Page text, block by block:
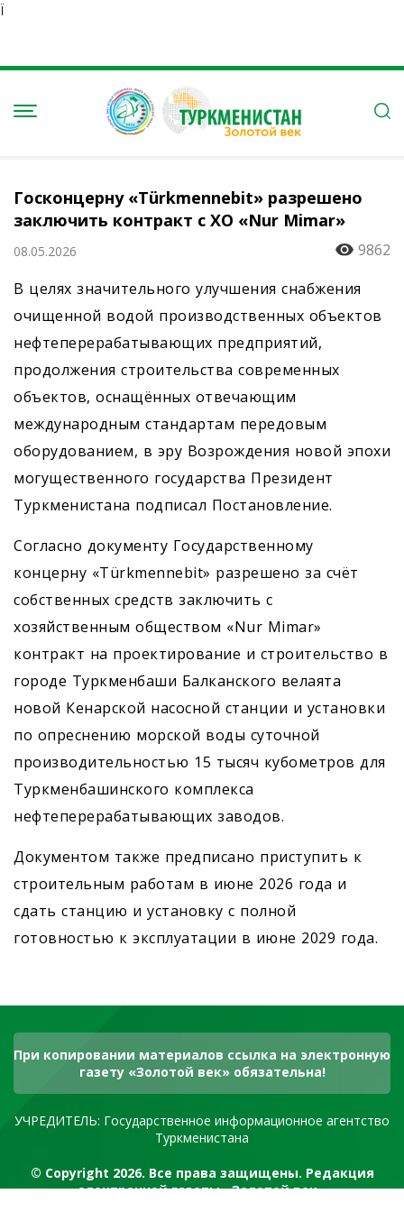
Ï
Госконцерну «Türkmennebit» разрешено
заключить контракт с ХО «Nur Mimar»
08.05.2026
9862
В целях значительного улучшения снабжения
очищенной водой производственных объектов
нефтеперерабатывающих предприятий,
продолжения строительства современных
объектов, оснащённых отвечающим
международным стандартам передовым
оборудованием, в эру Возрождения новой эпохи
могущественного государства Президент
Туркменистана подписал Постановление.
Согласно документу Государственному
концерну «Türkmennebit» разрешено за счёт
собственных средств заключить с
хозяйственным обществом «Nur Mimar»
контракт на проектирование и строительство в
городе Туркменбаши Балканского велаята
новой Кенарской насосной станции и установки
по опреснению морской воды суточной
производительностью 15 тысяч кубометров для
Туркменбашинского комплекса
нефтеперерабатывающих заводов.
Документом также предписано приступить к
строительным работам в июне 2026 года и
сдать станцию и установку с полной
готовностью к эксплуатации в июне 2029 года.
При копировании материалов ссылка на электронную
газету «Золотой век» обязательна!
УЧРЕДИТЕЛЬ: Государственное информационное агентство
Туркменистана
© Copyright 2026. Все права защищены. Редакция
электронной газеты «Золотой век»